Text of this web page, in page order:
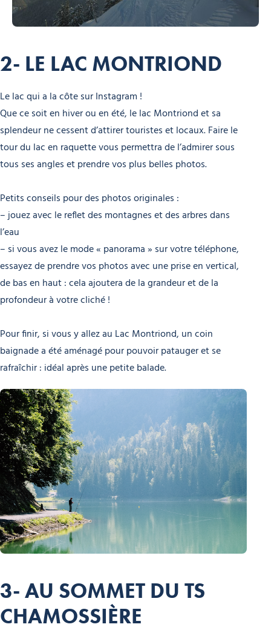
2- LE LAC MONTRIOND
Le lac qui a la côte sur Instagram !
Que ce soit en hiver ou en été, le lac Montriond et sa
splendeur ne cessent d’attirer touristes et locaux. Faire le
tour du lac en raquette vous permettra de l’admirer sous
tous ses angles et prendre vos plus belles photos.
Petits conseils pour des photos originales :
– jouez avec le reflet des montagnes et des arbres dans
l’eau
– si vous avez le mode « panorama » sur votre téléphone,
essayez de prendre vos photos avec une prise en vertical,
de bas en haut : cela ajoutera de la grandeur et de la
profondeur à votre cliché !
Pour finir, si vous y allez au Lac Montriond, un coin
baignade a été aménagé pour pouvoir patauger et se
rafraîchir : idéal après une petite balade.
3- AU SOMMET DU TS
CHAMOSSIÈRE